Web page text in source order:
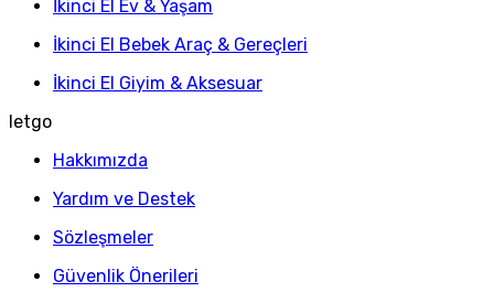
İkinci El Ev & Yaşam
İkinci El Bebek Araç & Gereçleri
İkinci El Giyim & Aksesuar
letgo
Hakkımızda
Yardım ve Destek
Sözleşmeler
Güvenlik Önerileri